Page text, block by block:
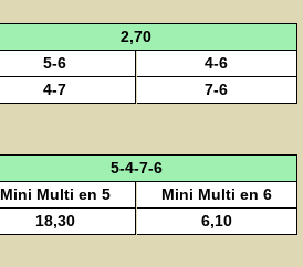
2,70
5-6
4-6
4-7 7-6
5-4-7-6
Mini Multi en 5
Mini Multi en 6
18,30 6,10